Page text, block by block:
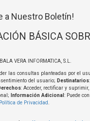
a Nuestro Boletín!
BÁSICA
VERA INFORMATICA, S.L.
las consultas planteadas por el
del usuario; Destinatarios
: Acceder, rectificar y
Información Adicional : Puede
Política de Privacidad.